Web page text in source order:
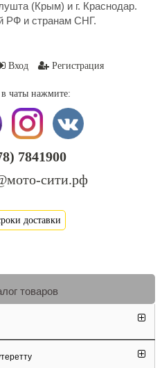
(Крым) и г. Краснодар.
РФ и странам СНГ.
Вход Регистрация
чаты нажмите:
7841900
сити.рф
доставки
товаров